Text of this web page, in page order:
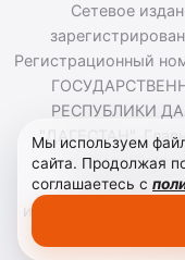
Сетевое
Регистрационный
РЕСПУБЛИКИ
"ДАГЕСТАН".
использовании
Мы используем
сайта. Продолжая
соглашаетесь с